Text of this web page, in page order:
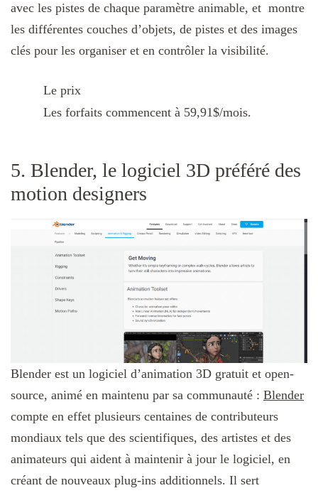
avec les pistes de chaque paramètre animable, et montre
les différentes couches d’objets, de pistes et des images
clés pour les organiser et en contrôler la visibilité.
Le prix
Les forfaits commencent à 59,91$/mois.
5. Blender, le logiciel 3D préféré des
motion designers
Blender est un logiciel d’animation 3D gratuit et open-
source, animé en maintenu par sa communauté : Blender
compte en effet plusieurs centaines de contributeurs
mondiaux tels que des scientifiques, des artistes et des
animateurs qui aident à maintenir à jour le logiciel, en
créant de nouveaux plug-ins additionnels. Il sert